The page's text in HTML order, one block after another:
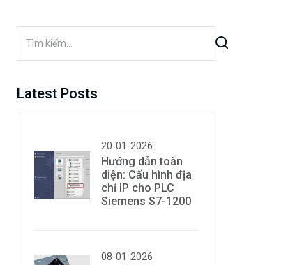
Latest Posts
20-01-2026
Hướng dẫn toàn
diện: Cấu hình địa
chỉ IP cho PLC
Siemens S7-1200
08-01-2026